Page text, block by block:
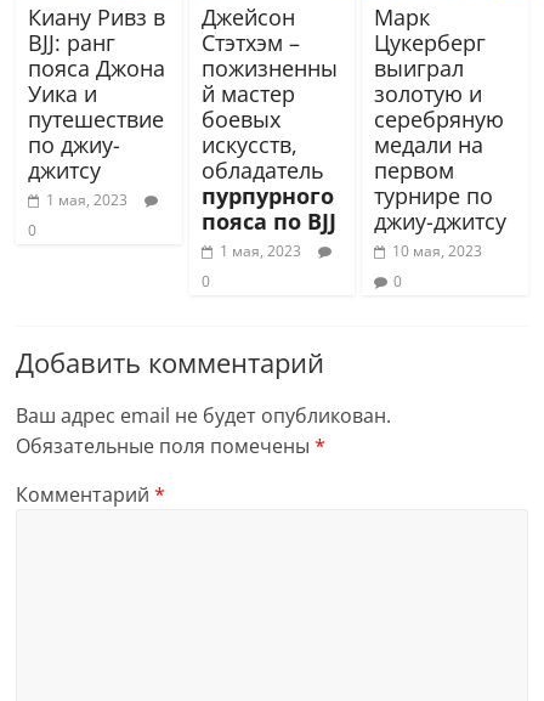
Киану Ривз в
BJJ: ранг
пояса Джона
Уика и
путешествие
по джиу-
джитсу
1 мая, 2023
0
Джейсон
Стэтхэм –
пожизненны
й мастер
боевых
искусств,
обладатель
пурпурного
пояса по BJJ
1 мая, 2023
0
Марк
Цукерберг
выиграл
золотую и
серебряную
медали на
первом
турнире по
джиу-джитсу
10 мая, 2023
0
Добавить комментарий
Ваш адрес email не будет опубликован.
Обязательные поля помечены*
Комментарий*